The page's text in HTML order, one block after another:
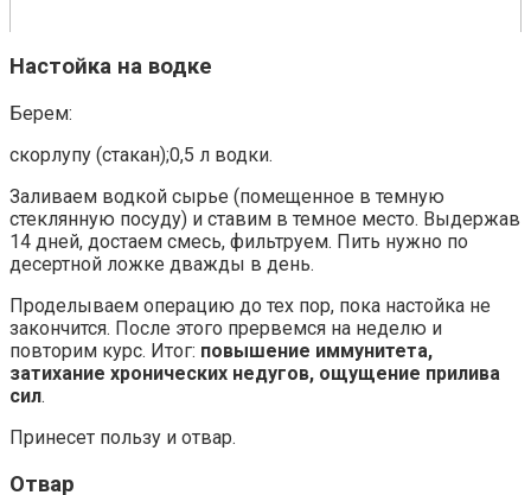
Настойка на водке
Берем:
скорлупу (стакан);0,5 л водки.
Заливаем водкой сырье (помещенное в темную
стеклянную посуду) и ставим в темное место. Выдержав
14 дней, достаем смесь, фильтруем. Пить нужно по
десертной ложке дважды в день.
Проделываем операцию до тех пор, пока настойка не
закончится. После этого прервемся на неделю и
повторим курс. Итог: повышение иммунитета,
затихание хронических недугов, ощущение прилива
сил.
Принесет пользу и отвар.
Отвар